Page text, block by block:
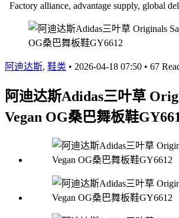
Factory alliance, advantage supply, global
阿迪达斯, 鞋类 • 2026-04-18 07:50 • 67
阿迪达斯Adidas三叶草
Vegan OG桑巴舞板鞋